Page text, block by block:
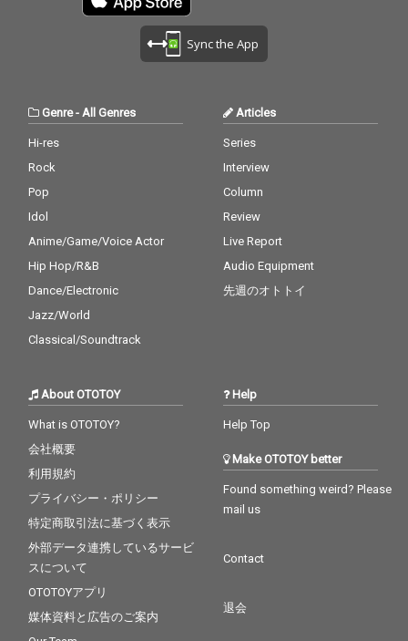
Sync the App
Genre-All Genres
Hi-res
Rock
Pop
Idol
Anime/Game/Voice Actor
Hip Hop/R&B
Dance/Electronic
Jazz/World
Classical/Soundtrack
Articles
Series
Interview
Column
Review
Live Report
Audio Equipment
先週のオトトイ
About OTOTOY
What is OTOTOY?
会社概要
利用規約
プライバシー・ポリシー
特定商取引法に基づく表示
外部データ連携しているサービ
スについて
OTOTOYアプリ
媒体資料と広告のご案内
Help
Help Top
Make OTOTOY better
Found something weird? Please
mail us
Contact
退会